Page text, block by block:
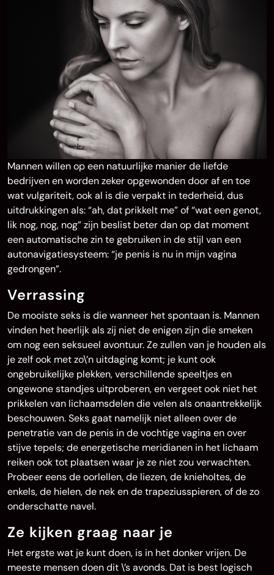
Mannen willen op een natuurlijke manier de liefde
bedrijven en worden zeker opgewonden door af en toe
wat vulgariteit, ook al is die verpakt in tederheid, dus
uitdrukkingen als: “ah, dat prikkelt me” of “wat een genot,
lik nog, nog, nog” zijn beslist beter dan op dat moment
een automatische zin te gebruiken in de stijl van een
autonavigatiesysteem: “je penis is nu in mijn vagina
gedrongen”.
Verrassing
De mooiste seks is die wanneer het spontaan is. Mannen
vinden het heerlijk als zij niet de enigen zijn die smeken
om nog een seksueel avontuur. Ze zullen van je houden als
je zelf ook met zo\’n uitdaging komt; je kunt ook
ongebruikelijke plekken, verschillende speeltjes en
ongewone standjes uitproberen, en vergeet ook niet het
prikkelen van lichaamsdelen die velen als onaantrekkelijk
beschouwen. Seks gaat namelijk niet alleen over de
penetratie van de penis in de vochtige vagina en over
stijve tepels; de energetische meridianen in het lichaam
reiken ook tot plaatsen waar je ze niet zou verwachten.
Probeer eens de oorlellen, de liezen, de knieholtes, de
enkels, de hielen, de nek en de trapeziusspieren, of de zo
onderschatte navel.
Ze kijken graag naar je
Het ergste wat je kunt doen, is in het donker vrijen. De
meeste mensen doen dit \’s avonds. Dat is best logisch